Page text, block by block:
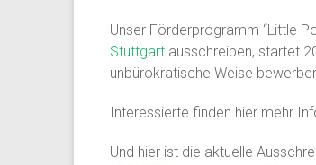
Unser Förderprogramm “Little
Stuttgart ausschreiben, startet
unbürokratische Weise
Interessierte finden hier mehr
Und hier ist die aktuelle